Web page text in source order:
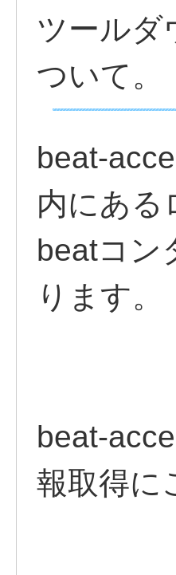
ツールダ
ついて。
beat-
内にある
beatコン
ります。
beat-
報取得に